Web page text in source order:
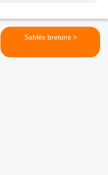
Sablés bretons >